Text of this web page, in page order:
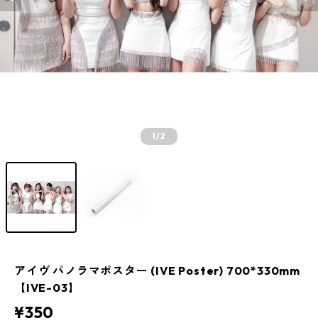
1/2
アイヴ パノラマポスター (IVE Poster) 700*330mm
【IVE-03】
¥350